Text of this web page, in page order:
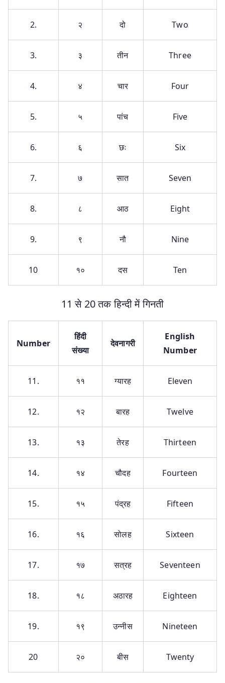
2. २ दो Two
3. ३ तीन Three
4. ४ चार Four
5. ५ पांच Five
6. ६ छः Six
7. ७ सात Seven
8. ८ आठ Eight
9. ९ नौ Nine
10 १० दस Ten
11 से 20 तक हिन्दी में गिनती
Number
हिंदी
संख्या
देवनागरी
English
Number
11. ११ ग्यारह Eleven
12. १२ बारह Twelve
13. १३ तेरह Thirteen
14. १४ चौदह Fourteen
15. १५ पंद्रह Fifteen
16. १६ सोलह Sixteen
17. १७ सत्रह Seventeen
18. १८ अठारह Eighteen
19. १९ उन्नीस Nineteen
20 २० बीस Twenty